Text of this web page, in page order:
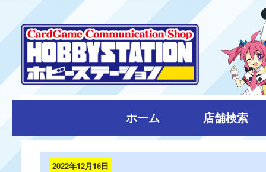
ホーム 店舗検索
2022年12月16日